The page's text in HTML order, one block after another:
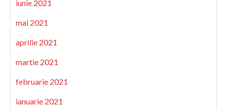
iunie 2021
mai 2021
aprilie 2021
martie 2021
februarie 2021
ianuarie 2021